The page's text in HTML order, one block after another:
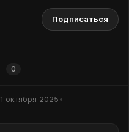
Подписаться
0
1 октября 2025 •